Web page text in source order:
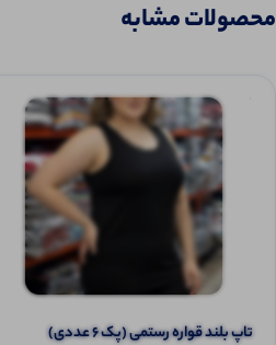
محصولات مشابه
تاپ بلند قواره رستمی (پک 6 عددی)